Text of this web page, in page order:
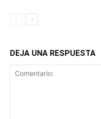
DEJA UNA RESPUESTA